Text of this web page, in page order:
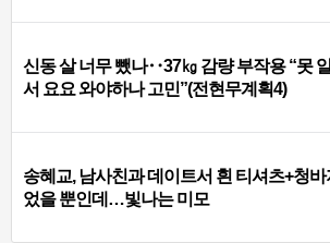
신동 살 너무 뺐나‥37㎏ 감량 부작용 “못
서 요요 와야하나 고민”(전현무계획4)
송혜교, 남사친과 데이트서 흰 티셔츠+청바
었을 뿐인데…빛나는 미모